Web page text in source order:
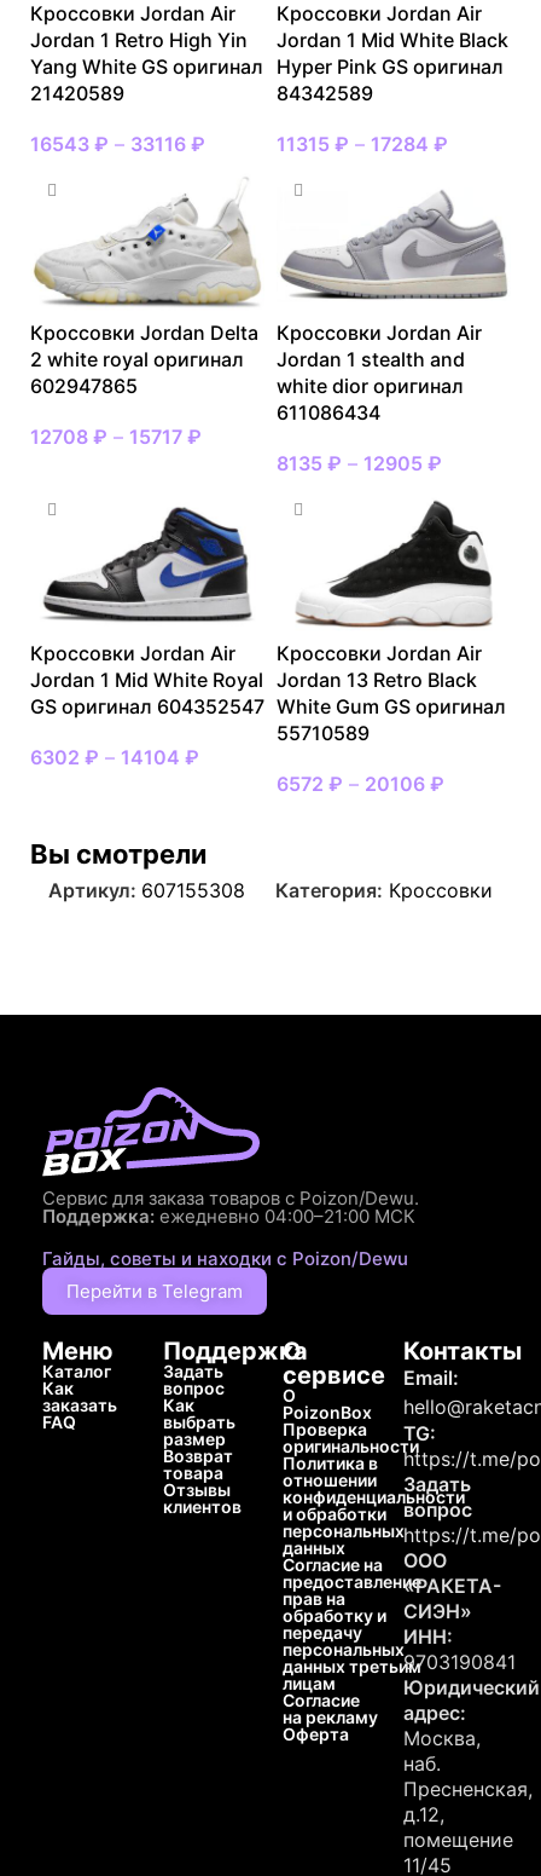
Кроссовки Jordan Air
Jordan 1 Retro High Yin
Yang White GS оригинал
21420589
16543 ₽ – 33116 ₽
Кроссовки Jordan Air
Jordan 1 Mid White Black
Hyper Pink GS оригинал
84342589
11315 ₽ – 17284 ₽
Кроссовки Jordan Delta
2 white royal оригинал
602947865
12708 ₽ – 15717 ₽
Кроссовки Jordan Air
Jordan 1 stealth and
white dior оригинал
611086434
8135 ₽ – 12905 ₽
Кроссовки Jordan Air
Jordan 1 Mid White Royal
GS оригинал 604352547
6302 ₽ – 14104 ₽
Кроссовки Jordan Air
Jordan 13 Retro Black
White Gum GS оригинал
55710589
6572 ₽ – 20106 ₽
Вы смотрели
Артикул: 607155308 Категория: Кроссовки
Сервис для заказа товаров с Poizon/Dewu.
Поддержка: ежедневно 04:00–21:00 МСК
Гайды, советы и находки с Poizon/Dewu
Перейти в Telegram
Меню
Каталог
Как
заказать
FAQ
Поддержка
Задать
вопрос
Как
выбрать
размер
Возврат
товара
Отзывы
клиентов
О
сервисе
О
PoizonBox
Проверка
оригинальности
Политика в
отношении
конфиденциальности
и обработки
персональных
данных
Согласие на
предоставление
прав на
обработку и
передачу
персональных
данных третьим
лицам
Согласие
на рекламу
Оферта
Контакты
Email:
TG:
https://t.me/
Задать
вопрос
https://t.me/
ООО
«РАКЕТА-
СИЭН»
ИНН:
9703190841
Юридический
адрес:
Москва,
наб.
Пресненская,
д.12,
помещение
11/45